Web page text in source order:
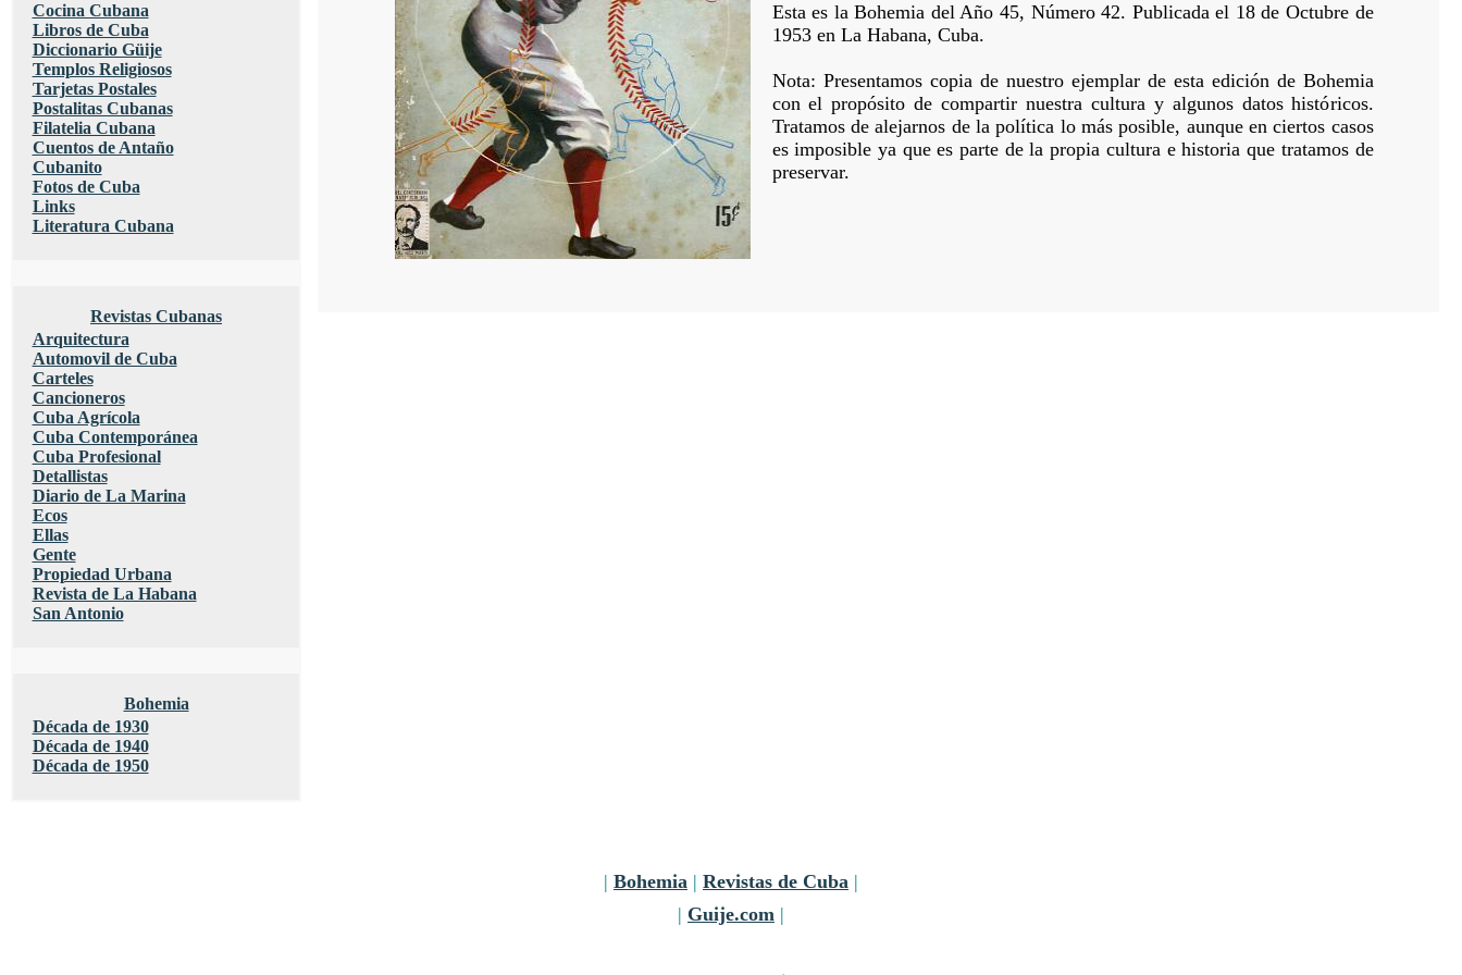
Cocina Cubana
Libros de Cuba
Diccionario Güije
Templos Religiosos
Tarjetas Postales
Postalitas Cubanas
Filatelia Cubana
Cuentos de Antaño
Cubanito
Fotos de Cuba
Links
Literatura Cubana
Revistas Cubanas
Arquitectura
Automovil de Cuba
Carteles
Cancioneros
Cuba Agrícola
Cuba Contemporánea
Cuba Profesional
Detallistas
Diario de La Marina
Ecos
Ellas
Gente
Propiedad Urbana
Revista de La Habana
San Antonio
Bohemia
Década de 1930
Década de 1940
Década de 1950
Esta es la Bohemia del Año 45, Número 42. Publicada el 18 de Octubre de
1953 en La Habana, Cuba.
Nota: Presentamos copia de nuestro ejemplar de esta edición de Bohemia
con el propósito de compartir nuestra cultura y algunos datos históricos.
Tratamos de alejarnos de la política lo más posible, aunque en ciertos casos
es imposible ya que es parte de la propia cultura e historia que tratamos de
preservar.
| Bohemia | Revistas de Cuba |
| Guije.com |